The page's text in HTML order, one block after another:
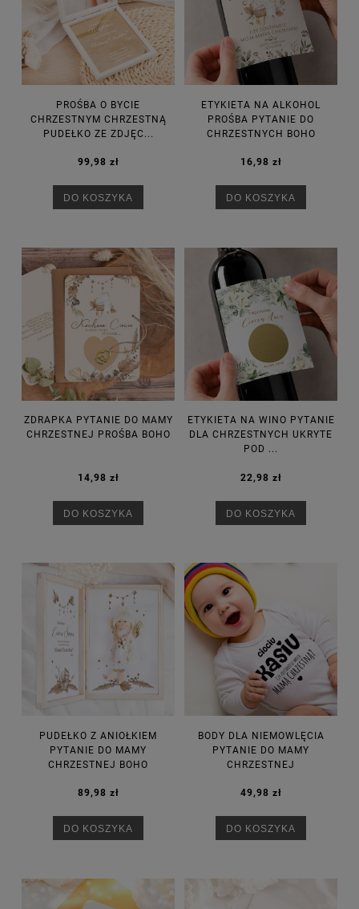
PROŚBA O BYCIE
CHRZESTNYM CHRZESTNĄ
PUDEŁKO ZE ZDJĘC...
99,98 zł
DO KOSZYKA
ETYKIETA NA ALKOHOL
PROŚBA PYTANIE DO
CHRZESTNYCH BOHO
16,98 zł
DO KOSZYKA
ZDRAPKA PYTANIE DO MAMY
CHRZESTNEJ PROŚBA BOHO
14,98 zł
DO KOSZYKA
ETYKIETA NA WINO PYTANIE
DLA CHRZESTNYCH UKRYTE
POD ...
22,98 zł
DO KOSZYKA
PUDEŁKO Z ANIOŁKIEM
PYTANIE DO MAMY
CHRZESTNEJ BOHO
89,98 zł
DO KOSZYKA
BODY DLA NIEMOWLĘCIA
PYTANIE DO MAMY
CHRZESTNEJ
49,98 zł
DO KOSZYKA